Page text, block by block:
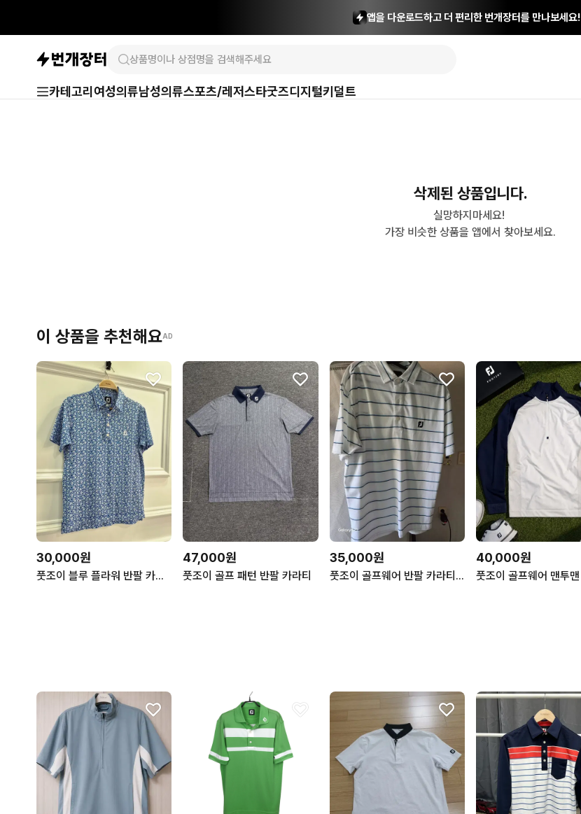
앱을 다운로드하고 더 편리한 번개장터를 만나보세요!
카테고리 여성의류남성의류스포츠/레저스타굿즈디지털키덜트
삭제된 상품입니다.
실망하지마세요!
가장 비슷한 상품을 앱에서 찾아보세요.
이 상품을 추천해요AD
30,000원
풋조이 블루 플라워 반팔 카라티
47,000원
풋조이 골프 패턴 반팔 카라티
35,000원
풋조이 골프웨어 반팔 카라티 스트라이프 남성1ㅇ5
40,000원